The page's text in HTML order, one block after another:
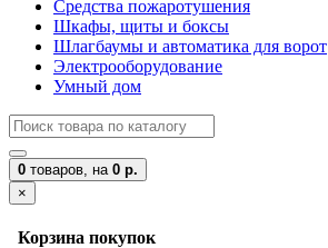
Средства пожаротушения
Шкафы, щиты и боксы
Шлагбаумы и автоматика для ворот
Электрооборудование
Умный дом
0 товаров, на 0 р.
×
Корзина покупок